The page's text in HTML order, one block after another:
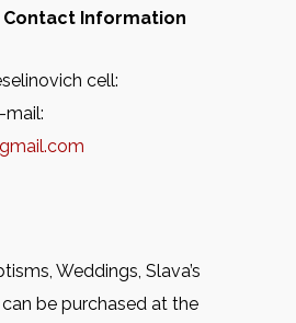
Contact Information
cell:
mail:
Weddings, Slava’s
be purchased at the